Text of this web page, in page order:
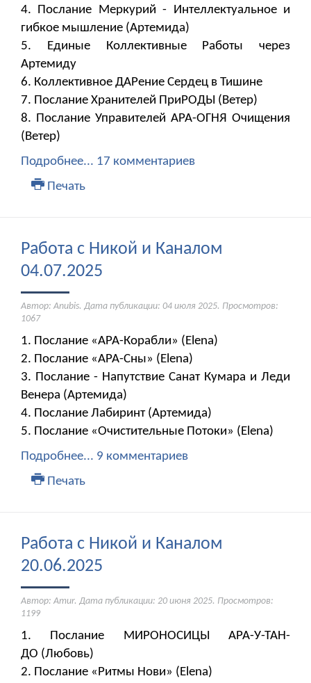
4. Послание Меркурий - Интеллектуальное и
гибкое мышление (Артемида)
5. Единые Коллективные Работы через
Артемиду
6. Коллективное ДАРение Сердец в Тишине
7. Послание Хранителей ПриРОДЫ (Ветер)
8. Послание Управителей АРА-ОГНЯ Очищения
(Ветер)
Подробнее... 17 комментариев
Печать
Работа с Никой и Каналом
04.07.2025
Автор: Anubis. Дата публикации: 04 июля 2025. Просмотров:
1067
1. Послание «АРА-Корабли» (Elena)
2. Послание «АРА-Сны» (Elena)
3. Послание - Напутствие Санат Кумара и Леди
Венера (Артемида)
4. Послание Лабиринт (Артемида)
5. Послание «Очистительные Потоки» (Elena)
Подробнее... 9 комментариев
Печать
Работа с Никой и Каналом
20.06.2025
Автор: Amur. Дата публикации: 20 июня 2025. Просмотров:
1199
1. Послание МИРОНОСИЦЫ АРА-У-ТАН-
ДО (Любовь)
2. Послание «Ритмы Нови» (Elena)